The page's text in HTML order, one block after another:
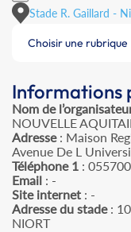
Stade R. Gaillard -
Choisir une rubrique
Informations
Nom de
NOUVELLE
Adresse: Maison
Avenue De L
Téléphone 1 :
Email : -
Site internet : -
Adresse du stade:
NIORT